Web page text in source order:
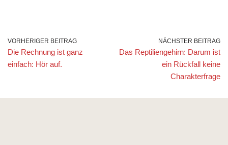
VORHERIGER BEITRAG
Die Rechnung ist ganz
einfach: Hör auf.
NÄCHSTER BEITRAG
Das Reptiliengehirn: Darum ist
ein Rückfall keine
Charakterfrage